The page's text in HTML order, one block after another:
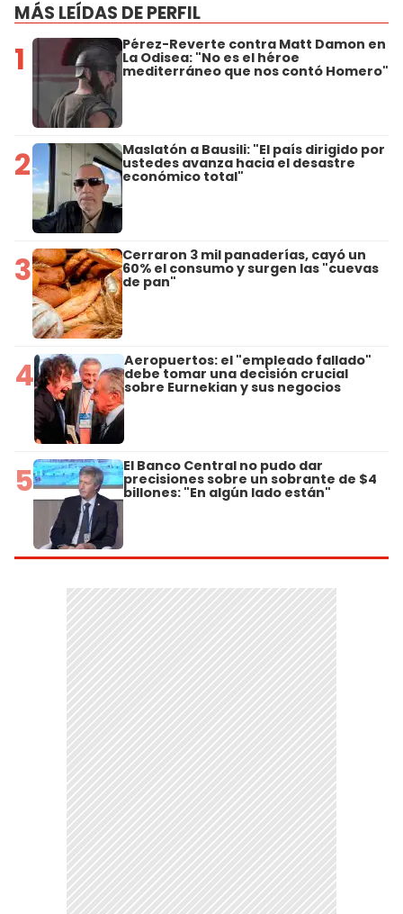
MÁS LEÍDAS DE PERFIL
1 Pérez-Reverte contra Matt Damon en
La Odisea: "No es el héroe
mediterráneo que nos contó Homero"
2 Maslatón a Bausili: "El país dirigido por
ustedes avanza hacia el desastre
económico total"
3 Cerraron 3 mil panaderías, cayó un
60% el consumo y surgen las "cuevas
de pan"
4 Aeropuertos: el "empleado fallado"
debe tomar una decisión crucial
sobre Eurnekian y sus negocios
5 El Banco Central no pudo dar
precisiones sobre un sobrante de $4
billones: "En algún lado están"